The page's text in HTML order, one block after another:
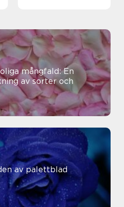
mångfald: En
av sorter och
av palettblad